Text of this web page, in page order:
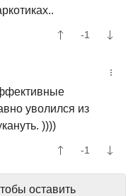
-1
уволился из
))))
-1
оставить